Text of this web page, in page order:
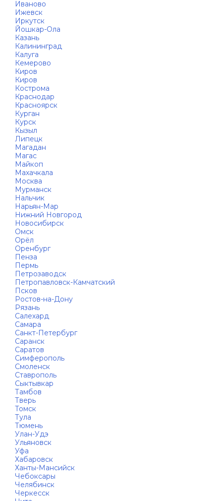
Иваново
Ижевск
Иркутск
Йошкар-Ола
Казань
Калининград
Калуга
Кемерово
Киров
Киров
Кострома
Краснодар
Красноярск
Курган
Курск
Кызыл
Липецк
Магадан
Магас
Майкоп
Махачкала
Москва
Мурманск
Нальчик
Нарьян-Мар
Нижний Новгород
Новосибирск
Омск
Орёл
Оренбург
Пенза
Пермь
Петрозаводск
Петропавловск-Камчатский
Псков
Ростов-на-Дону
Рязань
Салехард
Самара
Санкт-Петербург
Саранск
Саратов
Симферополь
Смоленск
Ставрополь
Сыктывкар
Тамбов
Тверь
Томск
Тула
Тюмень
Улан-Удэ
Ульяновск
Уфа
Хабаровск
Ханты-Мансийск
Чебоксары
Челябинск
Черкесск